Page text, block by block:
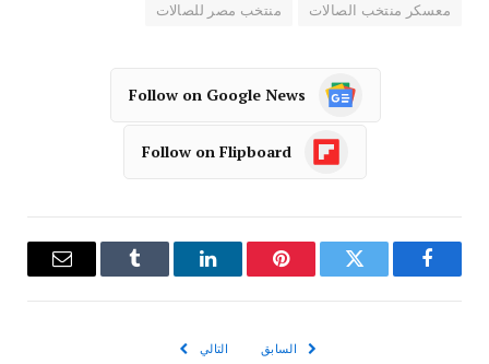
معسكر منتخب الصالات منتخب مصر للصالات
Follow on Google News
Follow on Flipboard
فيسبوك تويتر بينتيريستلينكدإن Tumblr
البريد
السابق التالي